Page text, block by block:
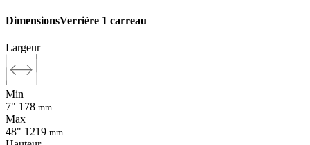
DimensionsVerrière 1 carreau
Largeur
Min
7" 178 mm
Max
48" 1219 mm